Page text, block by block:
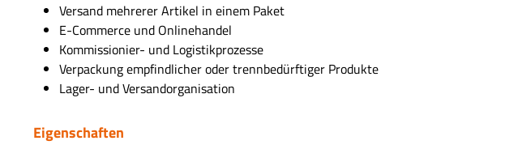
Versand mehrerer Artikel in einem Paket
E-Commerce und Onlinehandel
Kommissionier- und Logistikprozesse
Verpackung empfindlicher oder trennbedürftiger Produkte
Lager- und Versandorganisation
Eigenschaften